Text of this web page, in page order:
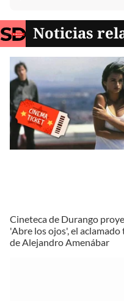
Noticias
Cineteca de Durango
'Abre los ojos', el
de Alejandro Amenábar